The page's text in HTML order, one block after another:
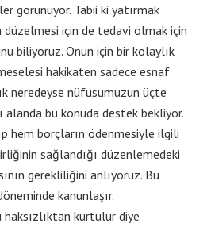
görünüyor. Tabii ki yatırmak
düzelmesi için de tedavi olmak için
biliyoruz. Onun için bir kolaylık
hakikaten sadece esnaf
neredeyse nüfusumuzun üçte
alanda bu konuda destek bekliyor.
hem borçların ödenmesiyle ilgili
sağlandığı düzenlemedeki
gerekliliğini anlıyoruz. Bu
kanunlaşır.
haksızlıktan kurtulur diye